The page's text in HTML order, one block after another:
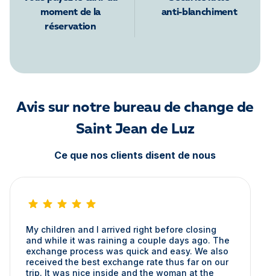
moment de la
réservation
anti-blanchiment
Avis sur notre bureau de change de
Saint Jean de Luz
Ce que nos clients disent de nous
My children and I arrived right before closing
and while it was raining a couple days ago. The
exchange process was quick and easy. We also
received the best exchange rate thus far on our
trip. It was nice inside and the woman at the